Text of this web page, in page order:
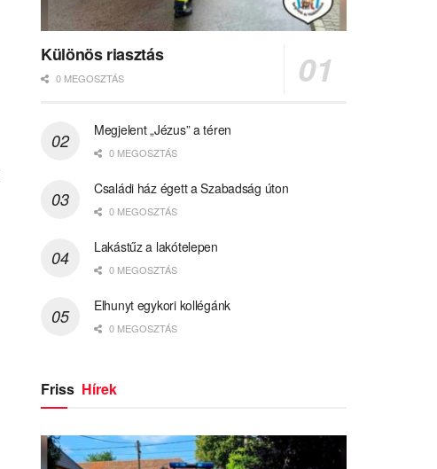
Különös riasztás
0 MEGOSZTÁS
Megjelent „Jézus” a téren
0 MEGOSZTÁS
Családi ház égett a Szabadság úton
0 MEGOSZTÁS
Lakástűz a lakótelepen
0 MEGOSZTÁS
Elhunyt egykori kollégánk
0 MEGOSZTÁS
Friss Hírek